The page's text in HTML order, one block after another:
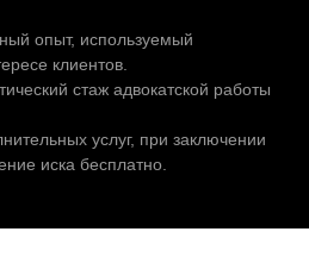
опыт, используемый
клиентов.
стаж адвокатской работы
услуг, при заключении
иска бесплатно.